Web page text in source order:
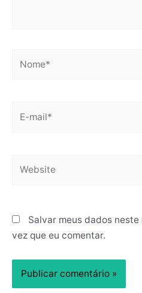
Salvar meus dados
vez que eu comentar.